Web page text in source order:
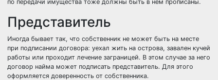
по передачи имущества тоже должны быть в нем прописаны.
Представитель
Иногда бывает так, что собственник не может быть на месте
при подписании договора: уехал жить на острова, завален кучей
работы или проходит лечение заграницей. В этом случае за него
договор найма может подписать представитель. Для этого
оформляется доверенность от собственника.